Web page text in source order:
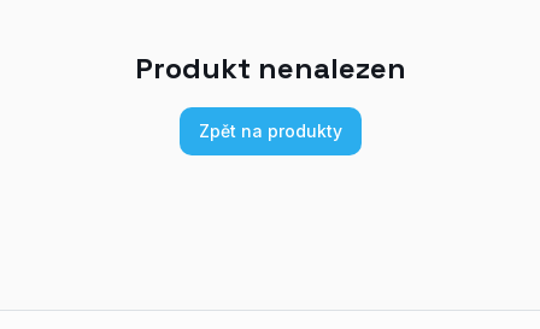
Produkt nenalezen
Zpět na produkty